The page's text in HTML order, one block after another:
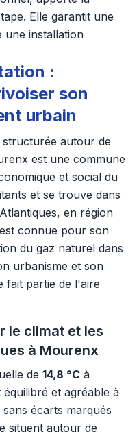
Elle garantit une
une installation
:
son
urbain
autour de
est une commune
et social du
et se trouve dans
en région
connue pour son
du gaz naturel dans
urbanisme et son
fait partie de l'aire
le climat et les
à Mourenx
de 14,8 °C à
équilibré et agréable à
écarts marqués
situent autour de